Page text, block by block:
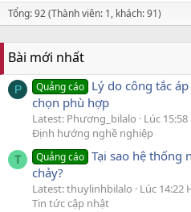
Tổng: 92 (Thành viên: 1, khách: 91)
Bài mới nhất
P Quảng cáo Lý do công tắc
chọn phù hợp
Latest: Phương_bilalo
Lúc
Định hướng nghề nghiệp
T Quảng cáo Tại sao hệ thống
chảy?
Latest: thuylinhbilalo
Lúc 14:22
Tin tức cập nhật